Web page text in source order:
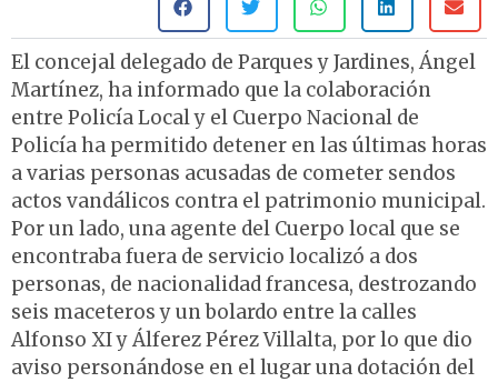
El concejal delegado de Parques y Jardines, Ángel
Martínez, ha informado que la colaboración
entre Policía Local y el Cuerpo Nacional de
Policía ha permitido detener en las últimas horas
a varias personas acusadas de cometer sendos
actos vandálicos contra el patrimonio municipal.
Por un lado, una agente del Cuerpo local que se
encontraba fuera de servicio localizó a dos
personas, de nacionalidad francesa, destrozando
seis maceteros y un bolardo entre la calles
Alfonso XI y Álferez Pérez Villalta, por lo que dio
aviso personándose en el lugar una dotación del